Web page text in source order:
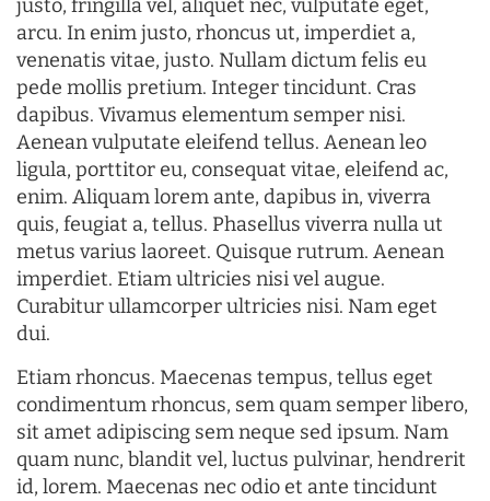
justo, fringilla vel, aliquet nec, vulputate eget,
arcu. In enim justo, rhoncus ut, imperdiet a,
venenatis vitae, justo. Nullam dictum felis eu
pede mollis pretium. Integer tincidunt. Cras
dapibus. Vivamus elementum semper nisi.
Aenean vulputate eleifend tellus. Aenean leo
ligula, porttitor eu, consequat vitae, eleifend ac,
enim. Aliquam lorem ante, dapibus in, viverra
quis, feugiat a, tellus. Phasellus viverra nulla ut
metus varius laoreet. Quisque rutrum. Aenean
imperdiet. Etiam ultricies nisi vel augue.
Curabitur ullamcorper ultricies nisi. Nam eget
dui.
Etiam rhoncus. Maecenas tempus, tellus eget
condimentum rhoncus, sem quam semper libero,
sit amet adipiscing sem neque sed ipsum. Nam
quam nunc, blandit vel, luctus pulvinar, hendrerit
id, lorem. Maecenas nec odio et ante tincidunt